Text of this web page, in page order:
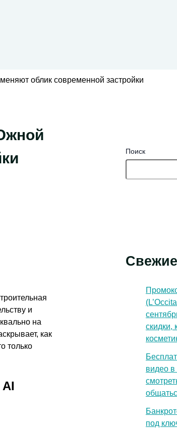
облик современной застройки
и
на
как
только
Поиск
скидки,
видео в
под